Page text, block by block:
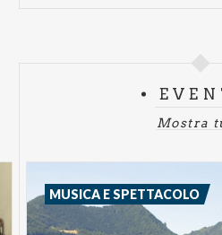
Mostra
MUSICA E SPETTACOLO